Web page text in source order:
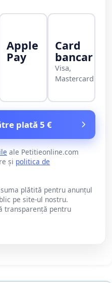
Apple
Pay
Card
bancar
Visa,
Mastercard
plată 5 €
ale Petitieonline.com
și politica de
plătită pentru anunțul
pe site-ul nostru.
transparență pentru